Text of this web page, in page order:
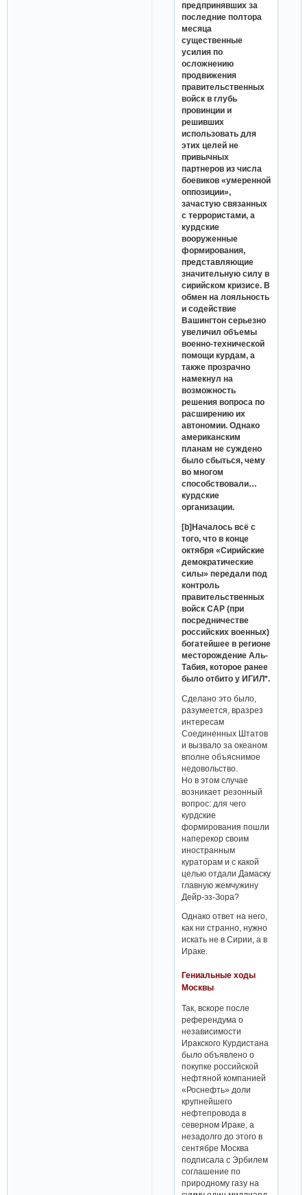
предпринявших за
последние полтора
месяца
существенные
усилия по
осложнению
продвижения
правительственных
войск в глубь
провинции и
решивших
использовать для
этих целей не
привычных
партнеров из числа
боевиков «умеренной
оппозиции»,
зачастую связанных
с террористами, а
курдские
вооруженные
формирования,
представляющие
значительную силу в
сирийском кризисе. В
обмен на лояльность
и содействие
Вашингтон серьезно
увеличил объемы
военно-технической
помощи курдам, а
также прозрачно
намекнул на
возможность
решения вопроса по
расширению их
автономии. Однако
американским
планам не суждено
было сбыться, чему
во многом
способствовали…
курдские
организации.
[b]Началось всё с
того, что в конце
октября «Сирийские
демократические
силы» передали под
контроль
правительственных
войск САР (при
посредничестве
российских военных)
богатейшее в регионе
месторождение Аль-
Табия, которое ранее
было отбито у ИГИЛ*.
Сделано это было,
разумеется, вразрез
интересам
Соединенных Штатов
и вызвало за океаном
вполне объяснимое
недовольство.
Но в этом случае
возникает резонный
вопрос: для чего
курдские
формирования пошли
наперекор своим
иностранным
кураторам и с какой
целью отдали Дамаску
главную жемчужину
Дейр-эз-Зора?
Однако ответ на него,
как ни странно, нужно
искать не в Сирии, а в
Ираке.
Гениальные ходы
Москвы
Так, вскоре после
референдума о
независимости
Иракского Курдистана
было объявлено о
покупке российской
нефтяной компанией
«Роснефть» доли
крупнейшего
нефтепровода в
северном Ираке, а
незадолго до этого в
сентябре Москва
подписала с Эрбилем
соглашение по
природному газу на